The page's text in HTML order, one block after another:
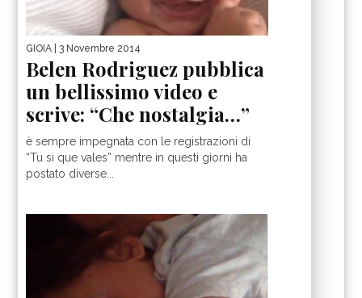
GIOIA | 3 Novembre 2014
Belen Rodriguez pubblica
un bellissimo video e
scrive: “Che nostalgia…”
è sempre impegnata con le registrazioni di
“Tu si que vales” mentre in questi giorni ha
postato diverse...